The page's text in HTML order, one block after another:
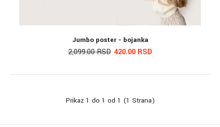
Jumbo poster - bojanka
2,099.00 RSD 420.00 RSD
Prikaz 1 do 1 od 1 (1 Strana)